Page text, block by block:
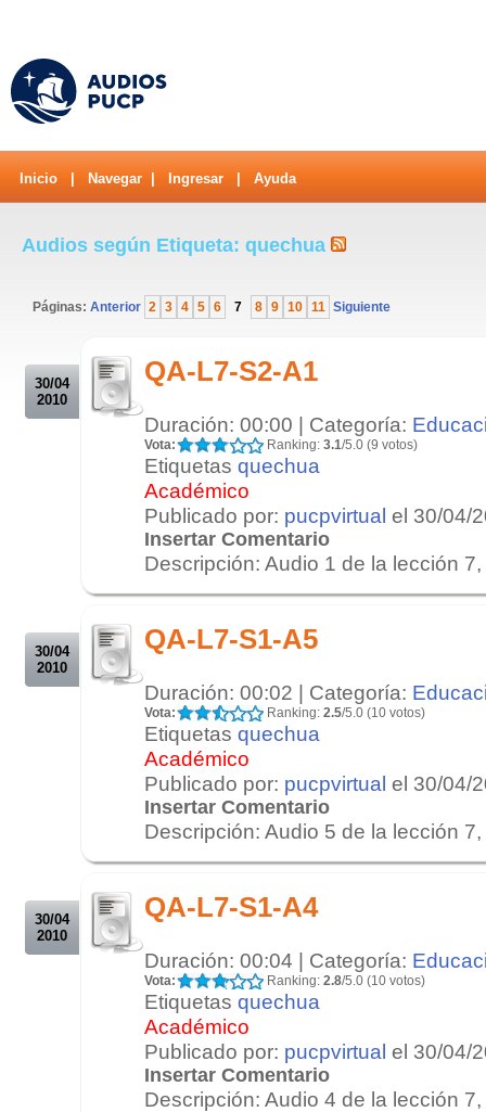
Inicio Navegar Ingresar Ayuda
Audios según Etiqueta: quechua
Páginas: Anterior 2 3 4 5 6 7 8 9 10 11 Siguiente
30/04
2010
QA-L7-S2-A1
Duración: 00:00 | Categoría:
Vota: Ranking: 3.1/5.0 (9 votos)
Etiquetas quechua
Académico
Publicado por: pucpvirtual el 30/04/
Insertar Comentario
Descripción: Audio 1 de la lección
30/04
2010
QA-L7-S1-A5
Duración: 00:02 | Categoría:
Vota: Ranking: 2.5/5.0 (10 votos)
Etiquetas quechua
Académico
Publicado por: pucpvirtual el 30/04/
Insertar Comentario
Descripción: Audio 5 de la lección
30/04
2010
QA-L7-S1-A4
Duración: 00:04 | Categoría:
Vota: Ranking: 2.8/5.0 (10 votos)
Etiquetas quechua
Académico
Publicado por: pucpvirtual el 30/04/
Insertar Comentario
Descripción: Audio 4 de la lección